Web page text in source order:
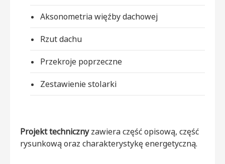
Aksonometria więźby dachowej
Rzut dachu
Przekroje poprzeczne
Zestawienie stolarki
Projekt technicznyzawiera część opisową, część
rysunkową oraz charakterystykę energetyczną.